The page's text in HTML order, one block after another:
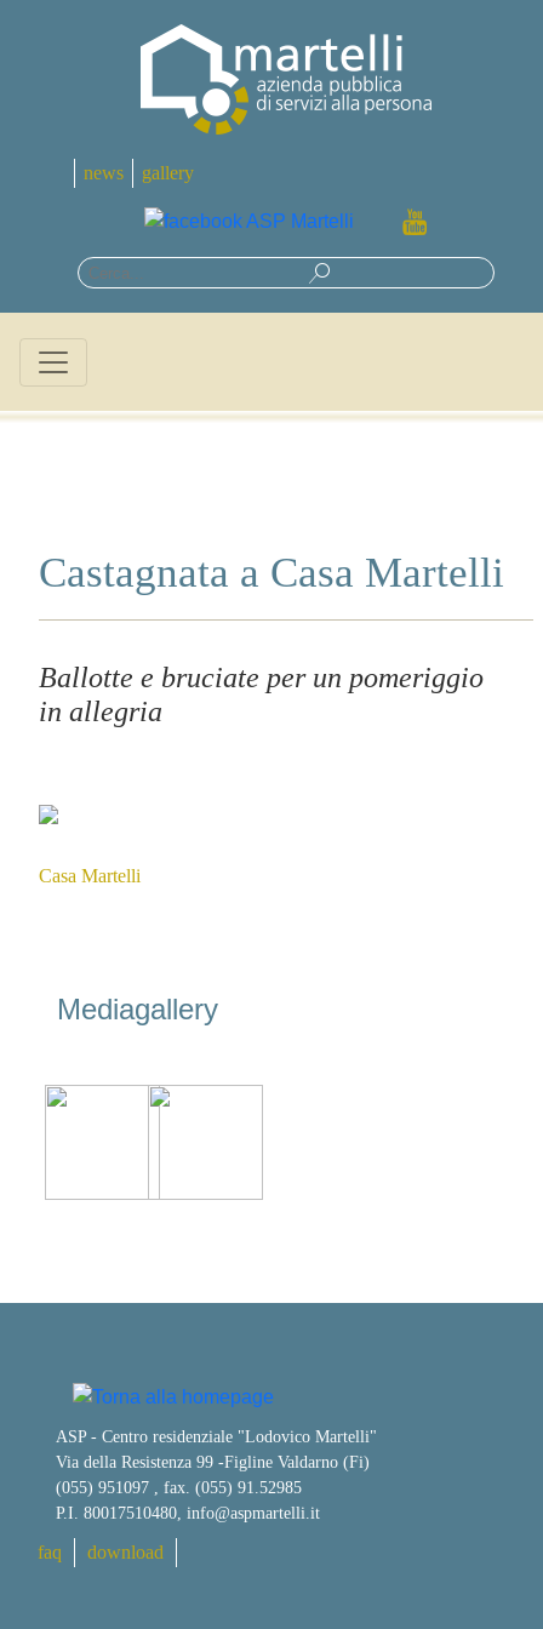
news gallery
Castagnata a Casa Martelli
Ballotte e bruciate per un pomeriggio
in allegria
Casa Martelli
Mediagallery
ASP - Centro residenziale "Lodovico Martelli"
Via della Resistenza 99 -Figline Valdarno (Fi)
(055) 951097 , fax. (055) 91.52985
P.I. 80017510480, info@aspmartelli.it
faq download